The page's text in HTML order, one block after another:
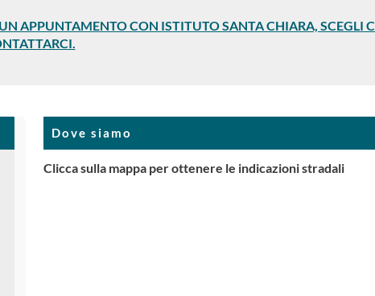
APPUNTAMENTO CON ISTITUTO SANTA CHIARA, SCEGLI
Dove siamo
Clicca sulla mappa per ottenere le indicazioni stradali